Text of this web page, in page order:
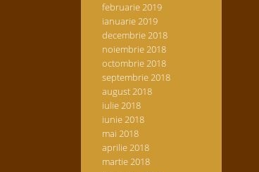
februarie 2019
ianuarie 2019
decembrie 2018
noiembrie 2018
octombrie 2018
septembrie 2018
august 2018
iulie 2018
iunie 2018
mai 2018
aprilie 2018
martie 2018